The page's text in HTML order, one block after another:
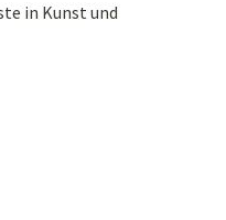
in Kunst und